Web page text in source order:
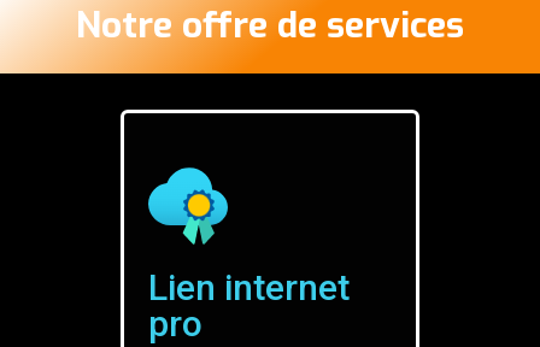
Notre offre de services
Lien internet
pro